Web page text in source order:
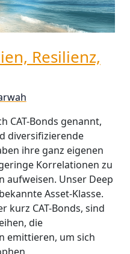
Resilienz,
CAT-Bonds genannt,
diversifizierende
ihre ganz eigenen
Korrelationen zu
aufweisen. Unser Deep
Asset-Klasse.
kurz CAT-Bonds, sind
die
emittieren, um sich